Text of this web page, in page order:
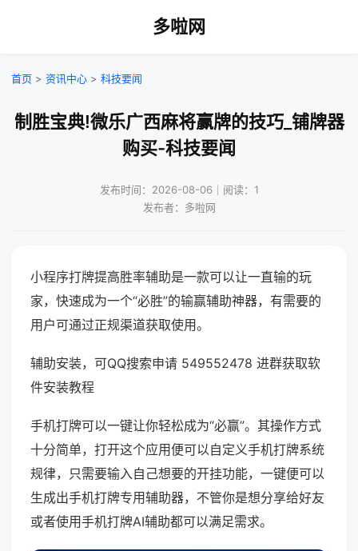
多啦网
首页 > 资讯中心 > 科技要闻
制胜宝典!微乐广西麻将赢牌的技巧_铺牌器
购买-科技要闻
发布时间：2026-08-06｜阅读：1
发布者：多啦网
小程序打牌提高胜率辅助是一款可以让一直输的玩
家，快速成为一个“必胜”的输赢辅助神器，有需要的
用户可通过正规渠道获取使用。
辅助安装，可QQ搜索申请 549552478 进群获取软
件安装教程
手机打牌可以一键让你轻松成为“必赢”。其操作方式
十分简单，打开这个应用便可以自定义手机打牌系统
规律，只需要输入自己想要的开挂功能，一键便可以
生成出手机打牌专用辅助器，不管你是想分享给好友
或者使用手机打牌AI辅助都可以满足需求。